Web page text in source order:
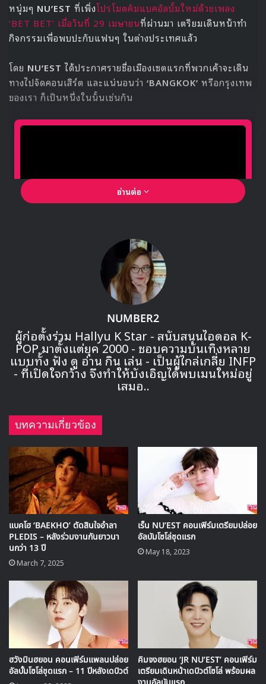
หนุ่มๆ NU’EST ที่เพิ่งโปรโมตคัมแบคอัลบั้มใหม่ด้วยเพลง
‘BET BET’ เมื่อวันที่ 29 เมษายนที่ผ่านมา เตรียมเดินหน้าทำ
กิจกรรมเพื่อพบปะกับแฟนๆ ในต่างประเทศแล้ว
โดย NU’EST ได้ประกาศรายชื่อเมืองเซตแรกที่พวกเค้าจะเดิน
ทางไปจัดคอนเสิร์ต และแน่นอนว่า ‘BANGKOK’ หรือกรุงเทพ
ของเรา ก็เป็นหนึ่งในนั้นเช่นกัน
🎙GYUBIN ปลื้มเมืองไทยขนาดไหน? ถึงกลับมาถ่าย
MV เพลงใหม่ LIKE U 100 ที่กรุงเทพ
▶ คลิกดูสัมภาษณ์พิเศษ
<Segno> coming soon!
Check out the cities after Seoul!
Please stay tuned for more
information
#NUEST
#뉴이스트
#SegnoTour
pic.twitter.com/Mdqj7dDDoa
— 뉴이스트(NU’EST)
(@NUESTNEWS)
May 5, 2019
และไม่ปล่อยให้รอนาน ผู้จัด เฟโอห์ (Feoh) เจ้าเก่าเจ้าเดิมที่
L.O.Λ.E (เลิฟ – ชื่อแฟนคลับของ NU’EST)ต่างไว้วางใจ ก็ได้
คอนเฟิร์มพร้อมปล่อยโปสเตอร์ และรายละเอียดเบื้องต้นออกมา
แล้วดังนี้
โดยคอนสิร์ต“2019 NU’EST CONCERT <Segno> IN
อ่านต่อ
NUMBER2
ผู้ก่อตั้งร่วม Hallyu K Star - สนับสนุนไอดอล K-
POP มาตั้งแต่ยุค 2000 - ชอบความบันเทิงหลาย
แบบทั้ง ฟัง ดู อ่าน กิน เล่น - เป็นผู้ไกล่เกลี่ย INFP
- ที่เปิดใจกว้าง จึงทำให้บังเอิญได้พบเมนใหม่อยู่
เสมอ..
บทความเกี่ยวข้อง
แบคโฮ ‘BAEKHO’ ตัดสินใจอำลา
PLEDIS – หลังร่วมงานกันยาวนา
นกว่า 13 ปี
March 7, 2025
เร็น NU’EST คอนเฟิร์มเตรียมปล่อย
อัลบัมโซโล่ชุดแรก
May 18, 2023
ฮวังมินฮยอน คอนเฟิร์มแพลนปล่อย
อัลบั้มโซโล่ชุดแรก – 11 ปีหลังเดบิวต์
คิมจงฮยอน ‘JR NU’EST’ คอนเฟิร์ม
เตรียมเดินหน้าเดบิวต์โซโล่ พร้อมผล